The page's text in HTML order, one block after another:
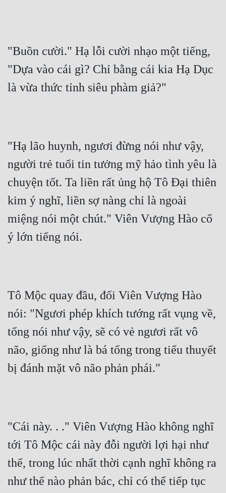
"Buồn cười." Hạ lỗi cười nhạo một tiếng,
"Dựa vào cái gì? Chỉ bằng cái kia Hạ Dục
là vừa thức tỉnh siêu phàm giả?"
"Hạ lão huynh, ngươi đừng nói như vậy,
người trẻ tuổi tin tưởng mỹ hảo tình yêu là
chuyện tốt. Ta liền rất ủng hộ Tô Đại thiên
kim ý nghĩ, liền sợ nàng chỉ là ngoài
miệng nói một chút." Viên Vượng Hào cố
ý lớn tiếng nói.
Tô Mộc quay đầu, đối Viên Vượng Hào
nói: "Ngươi phép khích tướng rất vụng về,
tổng nói như vậy, sẽ có vẻ ngươi rất vô
não, giống như là bá tổng trong tiểu thuyết
bị đánh mặt vô não phản phái."
"Cái này. . ." Viên Vượng Hào không nghĩ
tới Tô Mộc cái này đỗi người lợi hại như
thế, trong lúc nhất thời cạnh nghĩ không ra
như thế nào phản bác, chỉ có thể tiếp tục